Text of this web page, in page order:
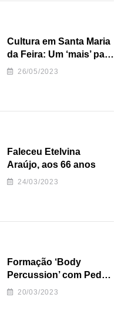
Cultura em Santa Maria
da Feira: Um ‘mais’ para
o Concelho
26/05/2023
Faleceu Etelvina
Araújo, aos 66 anos
24/03/2023
Formação ‘Body
Percussion’ com Pedro
Almeida
20/03/2023